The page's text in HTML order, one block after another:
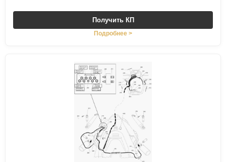
Получить КП
Подробнее >